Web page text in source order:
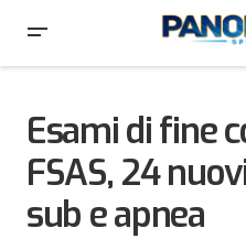
Esami di fine
FSAS, 24
sub e apnea